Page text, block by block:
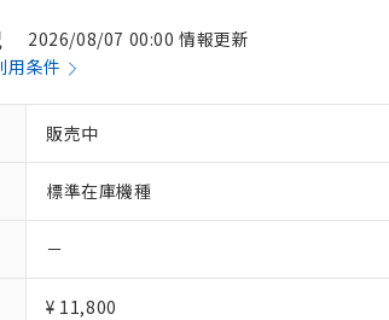
2026/08/07 00:00 情報更新
用条件
販売中
標準在庫機種
－
¥ 11,800